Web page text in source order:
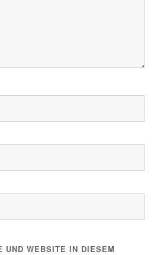
UND WEBSITE IN DIESEM